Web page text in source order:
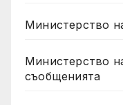
Министерство
Министерство
съобщенията